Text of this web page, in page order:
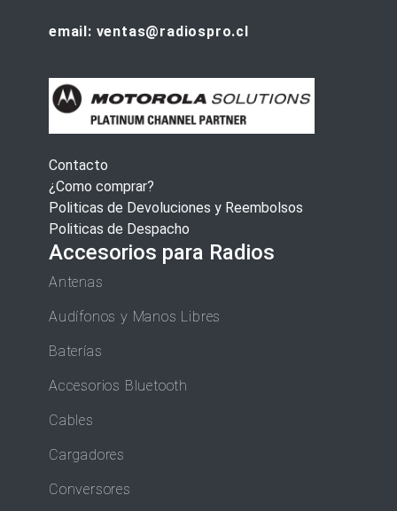
email: ventas@radiospro.cl
Contacto
¿Como comprar?
Politicas de Devoluciones y Reembolsos
Politicas de Despacho
Accesorios para Radios
Antenas
Audífonos y Manos Libres
Baterías
Accesorios Bluetooth
Cables
Cargadores
Conversores